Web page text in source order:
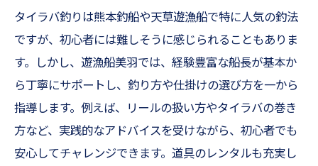
タイラバ釣りは熊本釣船や天草遊漁船で特に人気の釣法
ですが、初心者には難しそうに感じられることもありま
す。しかし、遊漁船美羽では、経験豊富な船長が基本か
ら丁寧にサポートし、釣り方や仕掛けの選び方を一から
指導します。例えば、リールの扱い方やタイラバの巻き
方など、実践的なアドバイスを受けながら、初心者でも
安心してチャレンジできます。道具のレンタルも充実し